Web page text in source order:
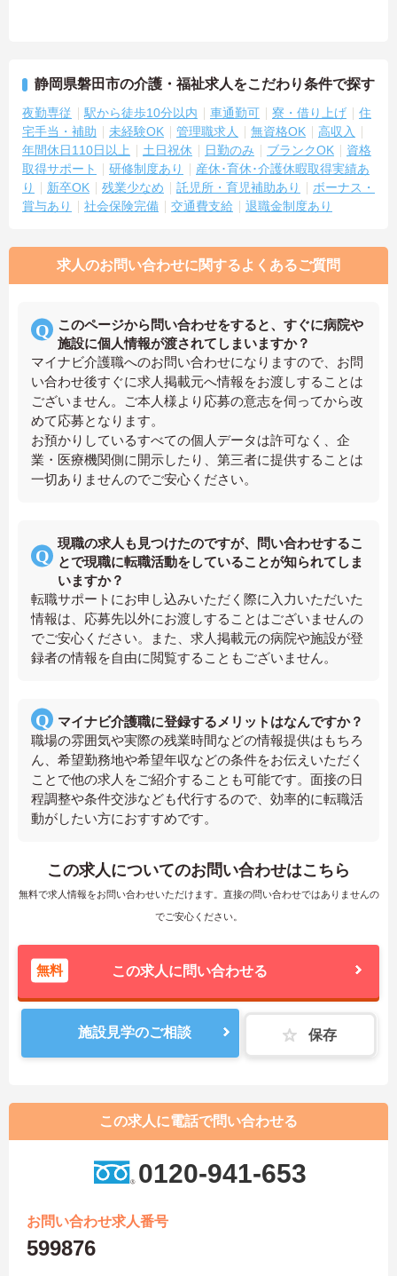
静岡県磐田市の介護・福祉求人をこだわり条件で探す
夜勤専従 駅から徒歩10分以内 車通勤可 寮・借り上げ
住
宅手当・補助
未経験OK 管理職求人 無資格OK
高収入
年間休日110日以上
土日祝休 日勤のみ ブランクOK
資格
取得サポート
研修制度あり
産休･育休･介護休暇取得実績あ
り
新卒OK 残業少なめ 託児所・育児補助あり
ボーナス・
賞与あり
社会保険完備 交通費支給 退職金制度あり
求人のお問い合わせに関するよくあるご質問
このページから問い合わせをすると、すぐに病院や
施設に個人情報が渡されてしまいますか？
マイナビ介護職へのお問い合わせになりますので、お問
い合わせ後すぐに求人掲載元へ情報をお渡しすることは
ございません。ご本人様より応募の意志を伺ってから改
めて応募となります。
お預かりしているすべての個人データは許可なく、企
業・医療機関側に開示したり、第三者に提供することは
一切ありませんのでご安心ください。
現職の求人も見つけたのですが、問い合わせするこ
とで現職に転職活動をしていることが知られてしま
いますか？
転職サポートにお申し込みいただく際に入力いただいた
情報は、応募先以外にお渡しすることはございませんの
でご安心ください。また、求人掲載元の病院や施設が登
録者の情報を自由に閲覧することもございません。
マイナビ介護職に登録するメリットはなんですか？
職場の雰囲気や実際の残業時間などの情報提供はもちろ
ん、希望勤務地や希望年収などの条件をお伝えいただく
ことで他の求人をご紹介することも可能です。面接の日
程調整や条件交渉なども代行するので、効率的に転職活
動がしたい方におすすめです。
この求人についてのお問い合わせはこちら
無料で求人情報をお問い合わせいただけます。直接の問い合わせではありませんの
でご安心ください。
無料 この求人に問い合わせる
施設見学のご相談 保存
この求人に電話で問い合わせる
0120-941-653
お問い合わせ求人番号
599876